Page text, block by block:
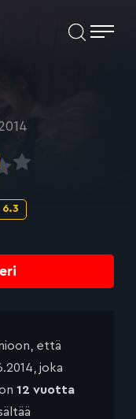
6.3
että
joka
12 vuotta